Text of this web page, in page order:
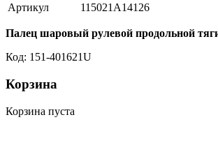
Артикул
115021A14126
Палец шаровый рулевой продольной
Код: 151-401621U
Корзина
Корзина пуста